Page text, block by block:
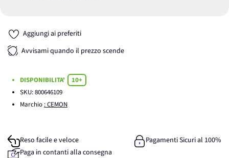
Aggiungi ai preferiti
Avvisami quando il prezzo scende
DISPONIBILITA'
10+
SKU:800646109
Marchio : CEMON
Reso facile e veloce
Pagamenti Sicuri al 100%
Paga in contanti alla consegna